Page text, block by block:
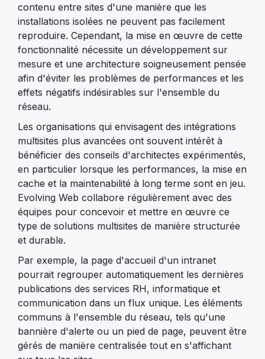
contenu entre sites d'une manière que les
installations isolées ne peuvent pas facilement
reproduire. Cependant, la mise en œuvre de cette
fonctionnalité nécessite un développement sur
mesure et une architecture soigneusement pensée
afin d'éviter les problèmes de performances et les
effets négatifs indésirables sur l'ensemble du
réseau.
Les organisations qui envisagent des intégrations
multisites plus avancées ont souvent intérêt à
bénéficier des conseils d'architectes expérimentés,
en particulier lorsque les performances, la mise en
cache et la maintenabilité à long terme sont en jeu.
Evolving Web collabore régulièrement avec des
équipes pour concevoir et mettre en œuvre ce
type de solutions multisites de manière structurée
et durable.
Par exemple, la page d'accueil d'un intranet
pourrait regrouper automatiquement les dernières
publications des services RH, informatique et
communication dans un flux unique. Les éléments
communs à l'ensemble du réseau, tels qu'une
bannière d'alerte ou un pied de page, peuvent être
gérés de manière centralisée tout en s'affichant